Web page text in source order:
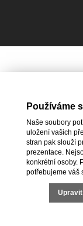
Používáme
Naše soubory
uložení vašich
stran pak slouží
prezentace.
konkrétní osoby.
potřebujeme váš
Upravit